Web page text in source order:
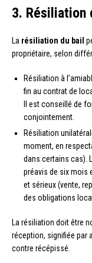
3. Résiliation
La résiliation du bail
propriétaire, selon
Résiliation à
fin au contrat de
Il est conseillé de
conjointement.
Résiliation
moment, en
dans certains cas).
préavis de six mois
et sérieux (vente,
des obligations
La résiliation doit être
réception, signifiée par
contre récépissé.